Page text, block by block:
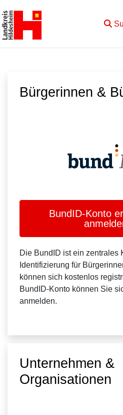
Zum Hauptinhalt springen
Bürgerinnen &
BundID-Konto
Die BundID ist ein zentrales
Identifizierung für
können sich kostenlos
BundID-Konto können Sie
anmelden.
Unternehmen &
Organisationen